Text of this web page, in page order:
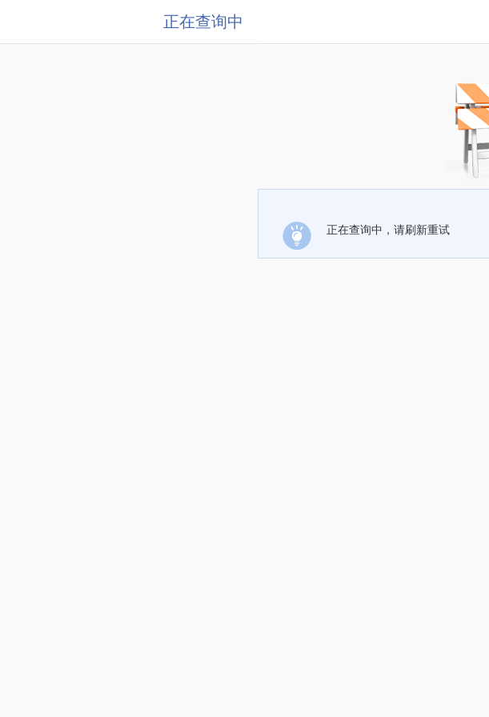
正在查询中
正在查询中，请刷新重试